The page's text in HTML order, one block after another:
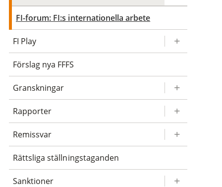
FI-forum: FI:s internationella arbete
FI Play
Förslag nya FFFS
Granskningar
Rapporter
Remissvar
Rättsliga ställningstaganden
Sanktioner